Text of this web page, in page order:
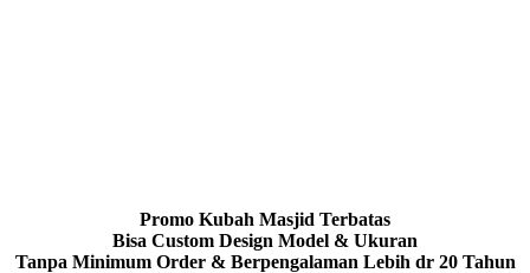
Promo Kubah Masjid Terbatas
Bisa Custom Design Model & Ukuran
Tanpa Minimum Order & Berpengalaman Lebih dr 20 Tahun